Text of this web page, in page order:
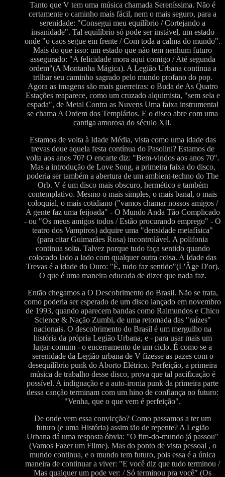
Tanto que V tem uma música chamada Sereníssima. Não é
certamente o caminho mais fácil, nem o mais seguro, para a
serenidade: "Consegui meu equilíbrio / Cortejando a
insanidade". Tal equilíbrio só pode ser instável, um estado
onde "o caos segue em frente / Com toda a calma do mundo".
Mais do que isso: um estado que não tem nenhum futuro
assegurado: "A felicidade mora aqui comigo / Até segunda
ordem"(A Montanha Mágica). A Legião Urbana continua a
trilhar seu caminho sagrado pelo mundo profano do pop.
Agora as imagens são mais guerreiras: o Buda de As Quatro
Estações reaparece, como um cruzado alquimista, "sem sela e
espada", de Metal Contra as Nuvens Uma faixa instrumental
se chama A Ordem dos Templários. E o disco abre com uma
cantiga amorosa do século XII.
Estamos de volta à Idade Média, vista como uma idade das
trevas doue aquela festa contínua do Pasolini? Estamos de
volta aos anos 70? O encarte diz: "Bem-vindos aos anos 70".
Mas a introdução de Love Song, a primeira faixa do disco,
poderia ser também a abertura de um ambient-techno do The
Orb. V é um disco mais obscuro, hermético e também
contemplativo. Mesmo o mais simples, o mais banal, o mais
coloquial, o mais cotidiano ("vamos chamar nossos amigos /
A gente faz uma feijoada" - O Mundo Anda Tão Complicado
- ou "Os meus amigos todos / Estão procurando emprego" - O
teatro dos Vampiros) adquire uma "densidade metafísica"
(para citar Guimarães Rosa) incontrolável. A polifonia
continua solta. Talvez porque tudo faça sentido quando
colocado lado a lado com qualquer outra coisa. A Idade das
Trevas é a idade do Ouro: "É, tudo faz sentido"(L'Âge D'or).
O que é uma maneira educada de dizer que nada faz.
Então chegamos a O Descobrimento do Brasil. Não se trata,
como poderia ser esperado de um disco lançado em novembro
de 1993, quando aparecem bandas como Raimundos e Chico
Science & Nação Zumbi, de uma retomada das "raízes"
nacionais. O descobrimento do Brasil é um mergulho na
história da própria Legião Urbana, e - para usar mais um
lugar-comum - o encerramento de um ciclo. É como se a
serenidade da Legião urbana de V fizesse as pazes com o
desequilíbrio punk do Aborto Elétrico. Perfeição, a primeira
música de trabalho desse disco, prova que tal pacificação é
possível. A indignação e a auto-ironia punk da primeira parte
dessa canção terminam com um hino de confiança no futuro:
"Venha, que o que vem é perfeição".
De onde vem essa convicção? Como passamos a ter um
futuro (e uma História) assim tão de repente? A Legião
Urbana dá uma resposta óbvia: "O fim-do-mundo já passou"
(Vamos Fazer um Filme). Mas do ponto de vista pessoal , o
mundo continua, e o mundo tem futuro, pois essa é a única
maneira de continuar a viver: "E você diz que tudo terminou /
Mas qualquer um pode ver: / Só terminou pra você" (Os